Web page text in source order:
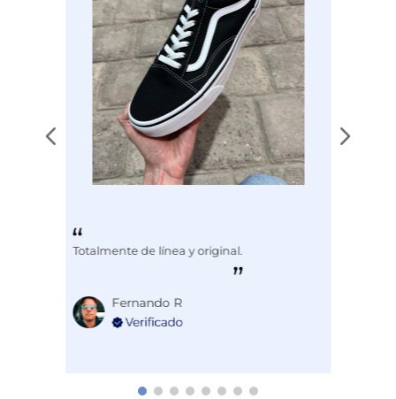
0
Ordenar las opiniones
Totalmente de línea y original.
Fernando R